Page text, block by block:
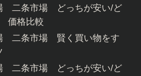
二条市場 どっちが安い/ど
価格比較
二条市場 賢く買い物をす
二条市場 どっちが安い/ど